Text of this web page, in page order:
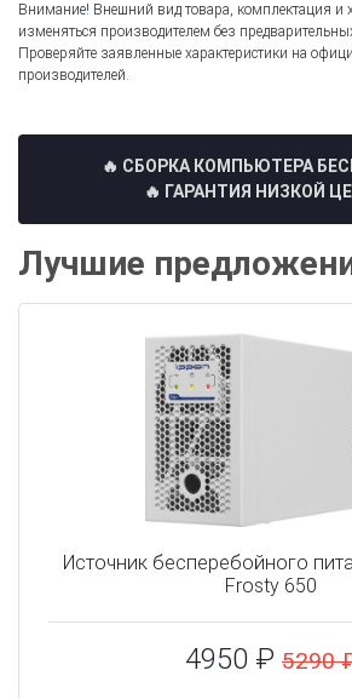
Внимание! Внешний вид товара, комплектация и
изменяться производителем без
Проверяйте заявленные характеристики на
производителей.
🔥 СБОРКА КОМПЬЮТЕРА
🔥 ГАРАНТИЯ НИЗКОЙ
Лучшие
Источник бесперебойного
Frosty 650
4950 ₽ 5290